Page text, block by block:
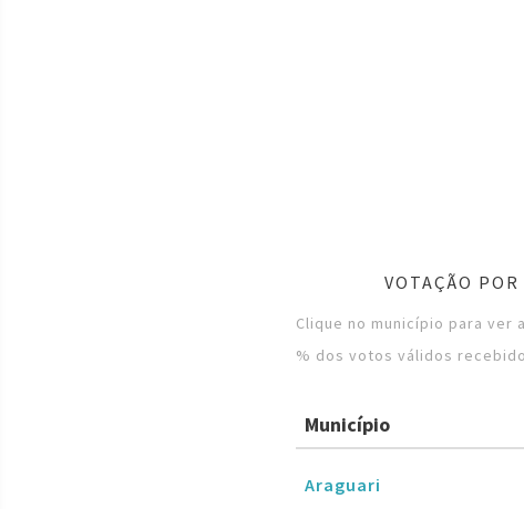
VOTAÇÃO
Clique no município para ver
% dos votos válidos
Município
Araguari